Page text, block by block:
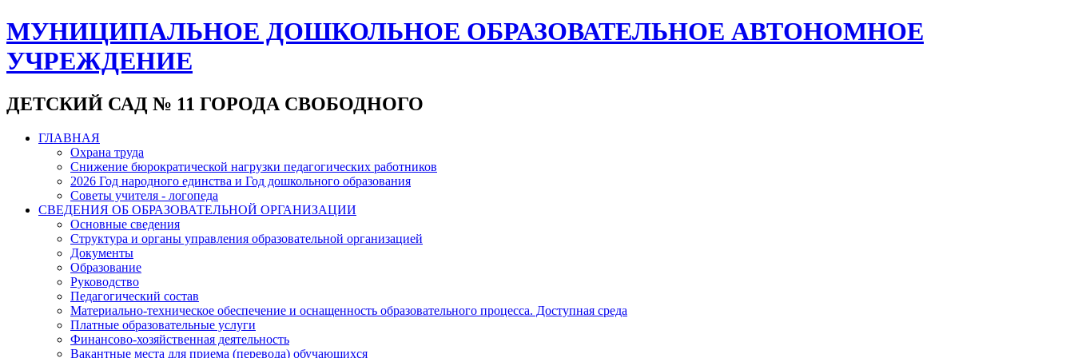
МУНИЦИПАЛЬНОЕ ДОШКОЛЬНОЕ ОБРАЗОВАТЕЛЬНОЕ АВТОНОМНОЕ
УЧРЕЖДЕНИЕ
ДЕТСКИЙ САД № 11 ГОРОДА СВОБОДНОГО
ГЛАВНАЯ
Охрана труда
Снижение бюрократической нагрузки педагогических работников
2026 Год народного единства и Год дошкольного образования
Советы учителя - логопеда
СВЕДЕНИЯ ОБ ОБРАЗОВАТЕЛЬНОЙ ОРГАНИЗАЦИИ
Основные сведения
Структура и органы управления образовательной организацией
Документы
Образование
Руководство
Педагогический состав
Материально-техническое обеспечение и оснащенность образовательного процесса. Доступная среда
Платные образовательные услуги
Финансово-хозяйственная деятельность
Вакантные места для приема (перевода) обучающихся